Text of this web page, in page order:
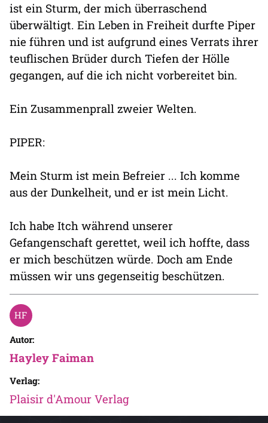
ist ein Sturm, der mich überraschend
überwältigt. Ein Leben in Freiheit durfte Piper
nie führen und ist aufgrund eines Verrats ihrer
teuflischen Brüder durch Tiefen der Hölle
gegangen, auf die ich nicht vorbereitet bin.
Ein Zusammenprall zweier Welten.
PIPER:
Mein Sturm ist mein Befreier ... Ich komme
aus der Dunkelheit, und er ist mein Licht.
Ich habe Itch während unserer
Gefangenschaft gerettet, weil ich hoffte, dass
er mich beschützen würde. Doch am Ende
müssen wir uns gegenseitig beschützen.
Autor:
Hayley Faiman
Verlag:
Plaisir d'Amour Verlag